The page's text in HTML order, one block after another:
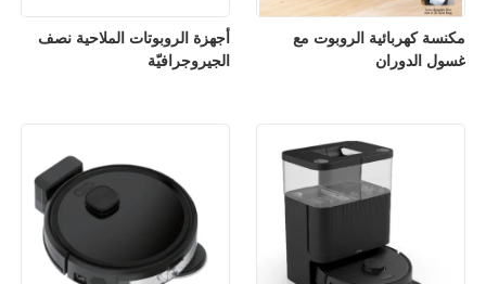
أجهزة الروبوتات الملاحية نصف
الجيروجرافيّة
مكنسة كهربائية الروبوت مع
غسول الدوران